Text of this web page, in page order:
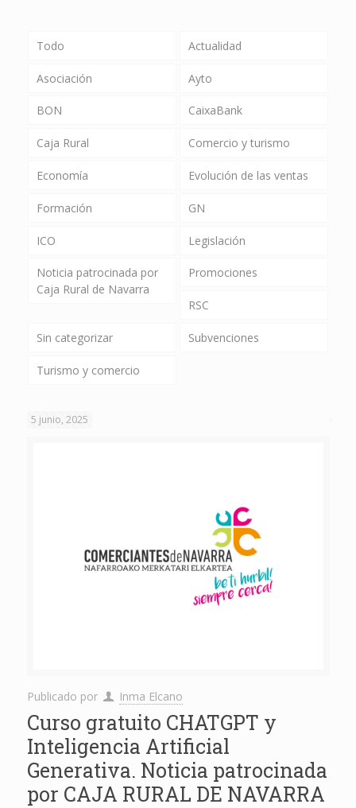
Todo Actualidad
Asociación Ayto
BON CaixaBank
Caja Rural Comercio y turismo
Economía Evolución de las ventas
Formación GN
ICO Legislación
Noticia patrocinada por
Caja Rural de Navarra
Promociones
RSC
Sin categorizar Subvenciones
Turismo y comercio
5 junio, 2025
Publicado por Inma Elcano
Curso gratuito CHATGPT y
Inteligencia Artificial
Generativa. Noticia patrocinada
por CAJA RURAL DE NAVARRA